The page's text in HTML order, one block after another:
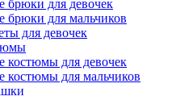
брюки для девочек
брюки для мальчиков
для девочек
костюмы для девочек
костюмы для мальчиков